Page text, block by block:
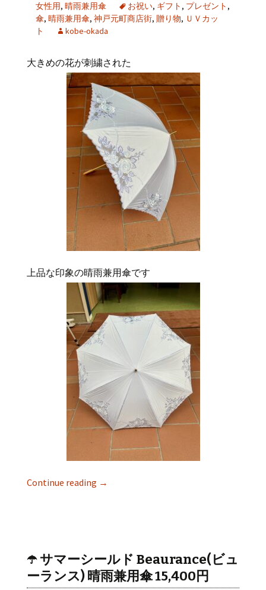
女性用, 晴雨兼用傘 お祝い, ギフト , プレゼント ,
傘, 晴雨兼用傘, 神戸元町商店街, 贈り物, ＵＶカッ
ト
kobe-okada
大きめの花が刺繍された
上品な印象の晴雨兼用傘です
Continue reading →
☂️ サマーシールド Beaurance(ビュ
ーランス) 晴雨兼用傘 15,400円